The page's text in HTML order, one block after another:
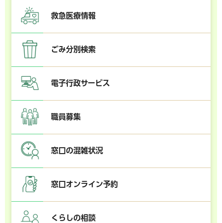
救急医療情報
ごみ分別検索
電子行政サービス
職員募集
窓口の混雑状況
窓口オンライン予約
くらしの相談